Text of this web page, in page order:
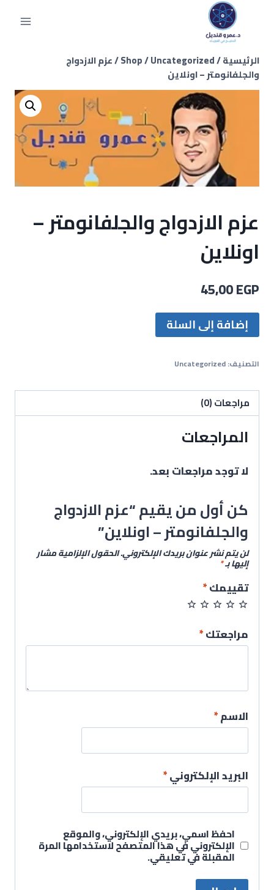
الرئيسية/
Shop/Uncategorized
/عزم الازدواج
والجلفانومتر – اونلاين
عزم الازدواج والجلفانومتر –
اونلاين
45,00EGP
إضافة إلى السلة
التصنيف:Uncategorized
مراجعات (0)
المراجعات
لا توجد مراجعات بعد.
كن أول من يقيم “عزم الازدواج
والجلفانومتر – اونلاين”
لن يتم نشر عنوان بريدك الإلكتروني.الحقول الإلزامية مشار
إليها بـ*
تقييمك*
مراجعتك*
الاسم*
البريد الإلكتروني*
احفظ اسمي، بريدي الإلكتروني، والموقع
الإلكتروني في هذا المتصفح لاستخدامها المرة
المقبلة في تعليقي.